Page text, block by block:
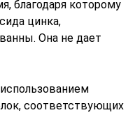
благодаря которому
цинка,
Она не дает
соответствующих